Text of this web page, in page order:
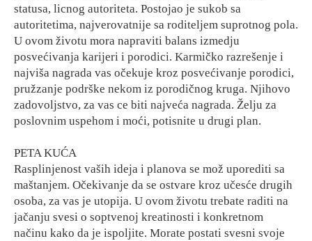
statusa, licnog autoriteta. Postojao je sukob sa
autoritetima, najverovatnije sa roditeljem suprotnog pola.
U ovom životu mora napraviti balans izmedju
posvećivanja karijeri i porodici. Karmičko razrešenje i
najviša nagrada vas očekuje kroz posvećivanje porodici,
pružzanje podrške nekom iz porodičnog kruga. Njihovo
zadovoljstvo, za vas ce biti najveća nagrada. Želju za
poslovnim uspehom i moći, potisnite u drugi plan.
PETA KUĆA
Rasplinjenost vaših ideja i planova se mož uporediti sa
maštanjem. Očekivanje da se ostvare kroz učesće drugih
osoba, za vas je utopija. U ovom životu trebate raditi na
jačanju svesi o soptvenoj kreatinosti i konkretnom
načinu kako da je ispoljite. Morate postati svesni svoje